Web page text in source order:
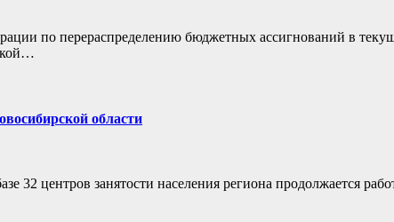
по перераспределению бюджетных ассигнований в
области
32 центров занятости населения региона продолжается